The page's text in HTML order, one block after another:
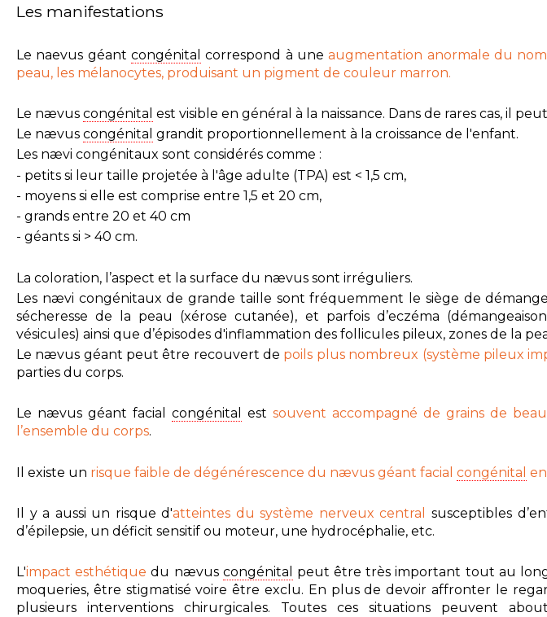
Les manifestations
Le naevus géant congénital correspond à uneaugmentation anormale du
peau, les mélanocytes, produisant un pigment de couleur marron.
Le nævus congénital est visible en général à la naissance. Dans de rares cas, il
Le nævus congénital grandit proportionnellement à la croissance de l'enfant.
Les nævi congénitaux sont considérés comme :
- petits si leur taille projetée à l'âge adulte (TPA) est < 1,5 cm,
- moyens si elle est comprise entre 1,5 et 20 cm,
- grands entre 20 et 40 cm
- géants si > 40 cm.
La coloration, l’aspect et la surface du nævus sont irréguliers.
Les nævi congénitaux de grande taille sont fréquemment le siège de
sécheresse de la peau (xérose cutanée), et parfois d’eczéma
vésicules) ainsi que d’épisodes d'inflammation des follicules pileux, zones de la
Le nævus géant peut être recouvert de poils plus nombreux (système pileux
parties du corps.
Le nævus géant facialcongénital estsouvent accompagné de grains de
l’ensemble du corps.
Il existe un risque faible de dégénérescence du nævus géant facial congénital
Il y a aussi un risque d'atteintes du système nerveux central
susceptibles
d’épilepsie, un déficit sensitif ou moteur, une hydrocéphalie, etc.
L'impact esthétique du nævus congénital
peut être très important tout au
moqueries, être stigmatisé voire être exclu. En plus de devoir affronter le
plusieurs interventions chirurgicales. Toutes ces situations peuvent